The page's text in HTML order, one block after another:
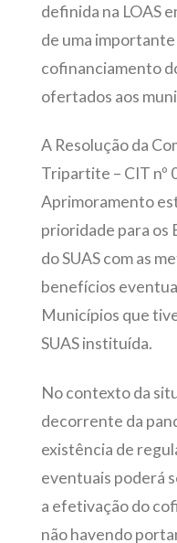
definida na LOAS
de uma
cofinanciamento
ofertados aos
A Resolução da
Tripartite – CIT nº
Aprimoramento
prioridade para os
do SUAS com as
benefícios
Municípios que
SUAS instituída.
No contexto da
decorrente da
existência de
eventuais poderá
a efetivação do
não havendo